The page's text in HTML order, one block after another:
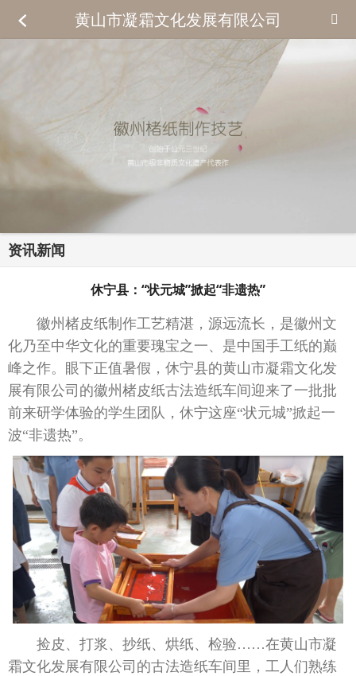
黄山市凝霜文化发展有限公司
资讯新闻
休宁县：“状元城”掀起“非遗热”
徽州楮皮纸制作工艺精湛，源远流长，是徽州文
化乃至中华文化的重要瑰宝之一、是中国手工纸的巅
峰之作。眼下正值暑假，休宁县的黄山市凝霜文化发
展有限公司的徽州楮皮纸古法造纸车间迎来了一批批
前来研学体验的学生团队，休宁这座“状元城”掀起一
波“非遗热”。
捡皮、打浆、抄纸、烘纸、检验……在黄山市凝
霜文化发展有限公司的古法造纸车间里，工人们熟练